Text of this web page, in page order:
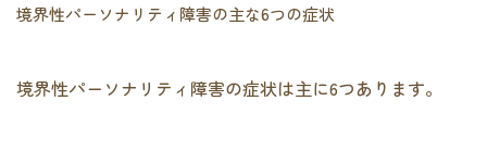
境界性パーソナリティ障害の主な6つの症状
境界性パーソナリティ障害の症状は主に6つあります。